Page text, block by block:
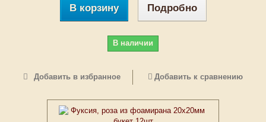
В корзину Подробно
В наличии
Добавить в избранное Добавить к сравнению